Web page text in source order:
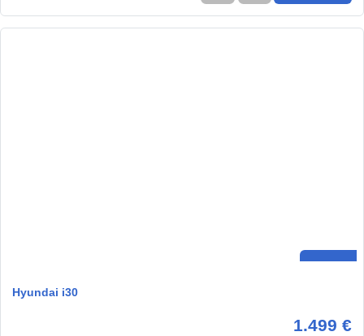
Hyundai i30
1.499 €